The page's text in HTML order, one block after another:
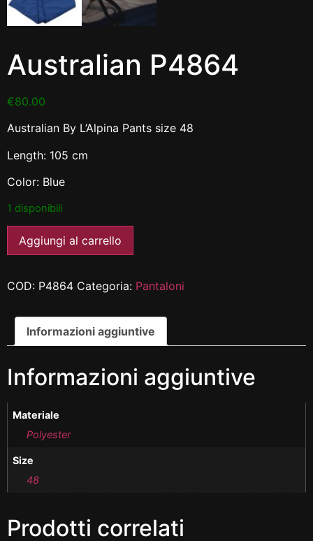
Australian P4864
€80.00
Australian By L’Alpina Pants size 48
Length: 105 cm
Color: Blue
1 disponibili
Aggiungi al carrello
COD: P4864 Categoria: Pantaloni
Informazioni aggiuntive
Informazioni aggiuntive
Materiale
Polyester
Size
48
Prodotti correlati